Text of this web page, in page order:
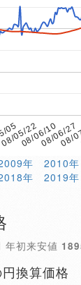
05
08/05/2208/06/1008/06/27
08/
年 2010年
年 2019年
年初来安値
換算価格